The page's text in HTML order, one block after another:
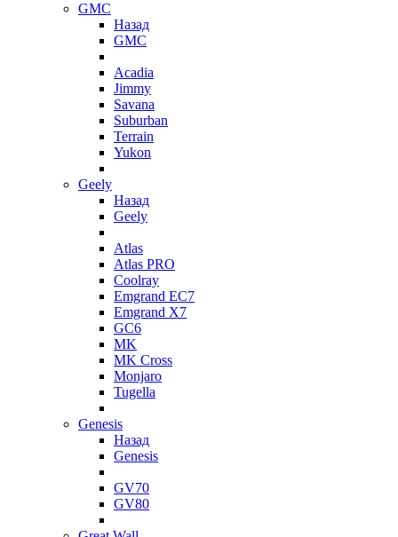
GMC
Назад
GMC
Acadia
Jimmy
Savana
Suburban
Terrain
Yukon
Geely
Назад
Geely
Atlas
Atlas PRO
Coolray
Emgrand EC7
Emgrand X7
GC6
MK
MK Cross
Monjaro
Tugella
Genesis
Назад
Genesis
GV70
GV80